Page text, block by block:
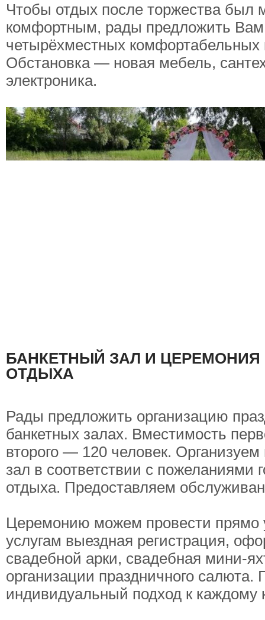
Чтобы отдых после торжества был
комфортным, рады предложить
четырёхместных комфортабельных
Обстановка — новая мебель,
электроника.
БАНКЕТНЫЙ ЗАЛ И ЦЕРЕМОНИЯ
ОТДЫХА
Рады предложить организацию
банкетных залах. Вместимость
второго — 120 человек.
зал в соответствии с пожеланиями
отдыха. Предоставляем
Церемонию можем провести
услугам выездная регистрация,
свадебной арки, свадебная мини-
организации праздничного салюта.
индивидуальный подход к каждому